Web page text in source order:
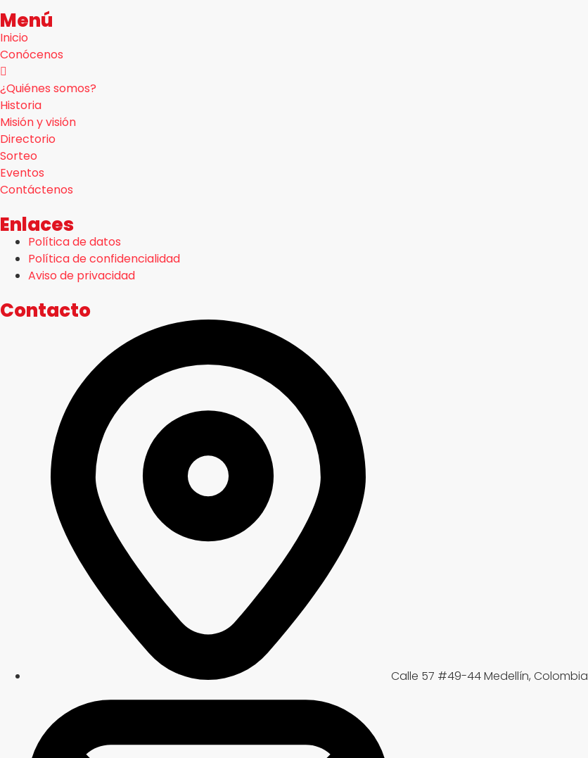
Menú
Inicio
Conócenos
¿Quiénes somos?
Historia
Misión y visión
Directorio
Sorteo
Eventos
Contáctenos
Enlaces
Política de datos
Política de confidencialidad
Aviso de privacidad
Contacto
Calle 57 #49-44 Medellín, Colombia